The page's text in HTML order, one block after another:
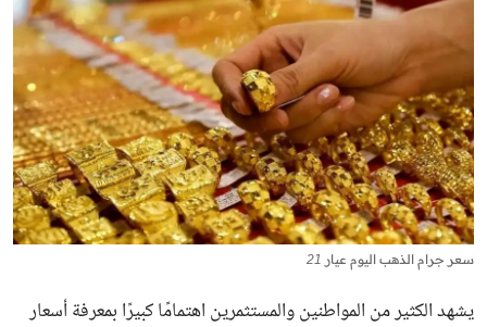
سعر جرام الذهب اليوم عيار 21
يشهد الكثير من المواطنين والمستثمرين اهتمامًا كبيرًا بمعرفة أسعار